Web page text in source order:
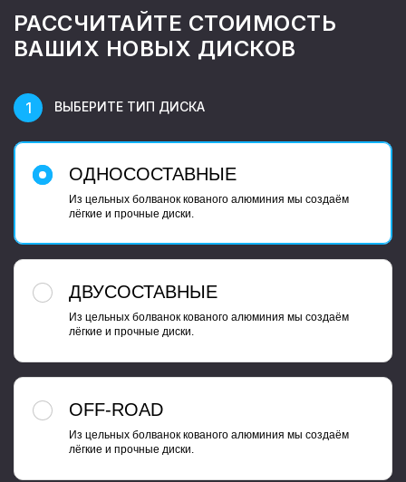
РАССЧИТАЙТЕ СТОИМОСТЬ
ВАШИХ НОВЫХ ДИСКОВ
ВЫБЕРИТЕ ТИП ДИСКА
ОДНОСОСТАВНЫЕ
Из цельных болванок кованого алюминия мы создаём
лёгкие и прочные диски.
ДВУСОСТАВНЫЕ
Из цельных болванок кованого алюминия мы создаём
лёгкие и прочные диски.
OFF-ROAD
Из цельных болванок кованого алюминия мы создаём
лёгкие и прочные диски.